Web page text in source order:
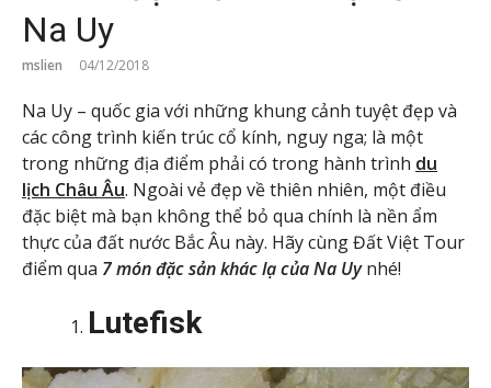
Na Uy
mslien 04/12/2018
Na Uy – quốc gia với những khung cảnh tuyệt đẹp và
các công trình kiến trúc cổ kính, nguy nga; là một
trong những địa điểm phải có trong hành trình du
lịch Châu Âu. Ngoài vẻ đẹp về thiên nhiên, một điều
đặc biệt mà bạn không thể bỏ qua chính là nền ẩm
thực của đất nước Bắc Âu này. Hãy cùng Đất Việt Tour
điểm qua 7 món đặc sản khác lạ của Na Uynhé!
Lutefisk